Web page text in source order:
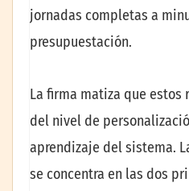
jornadas completas a
presupuestación.
La firma matiza que estos
del nivel de
aprendizaje del sistema.
se concentra en las dos